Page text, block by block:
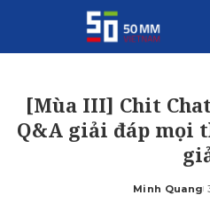
[Mùa III] Chit
Q&A giải đáp mọi
Posted
Minh Quang